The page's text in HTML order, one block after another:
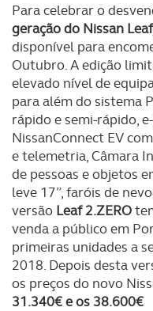
Para celebrar o
geração do Nissan
disponível para
Outubro. A edição
elevado nível de
para além do sistema
rápido e semi-rápido,
NissanConnect EV
e telemetria, Câmara
de pessoas e objetos
leve 17”, faróis de
versão Leaf 2.ZERO
venda a público em
primeiras unidades a
2018. Depois desta
os preços do novo
31.340€ e os 38.600€